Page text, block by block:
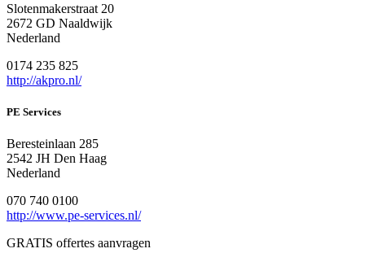
Slotenmakerstraat 20
2672 GD Naaldwijk
Nederland
0174 235 825
http://akpro.nl/
PE Services
Beresteinlaan 285
2542 JH Den Haag
Nederland
070 740 0100
http://www.pe-services.nl/
GRATIS offertes aanvragen